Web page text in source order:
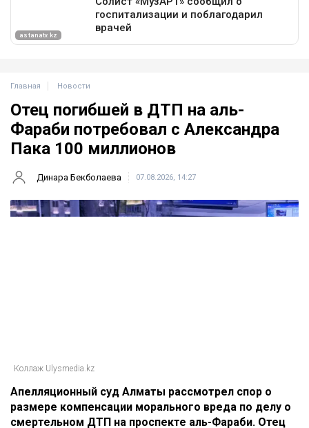
Главная Новости
Отец погибшей в ДТП на аль-
Фараби потребовал с Александра
Пака 100 миллионов
Динара Бекболаева 07.08.2026, 14:27
Коллаж Ulysmedia.kz
Апелляционный суд Алматы рассмотрел спор о
размере компенсации морального вреда по делу о
смертельном ДТП на проспекте аль-Фараби. Отец